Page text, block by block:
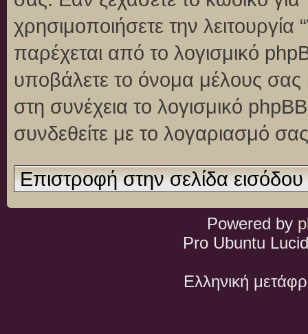
χρησιμοποιήσετε την
παρέχεται από το λογισμικό
υποβάλετε το όνομα μέλους σας
στη συνέχεια το λογισμικό
συνδεθείτε με το λογαριασμό
Επιστροφή στην σελίδα εισόδου
Powered by
Pro Ubuntu
Ελληνική